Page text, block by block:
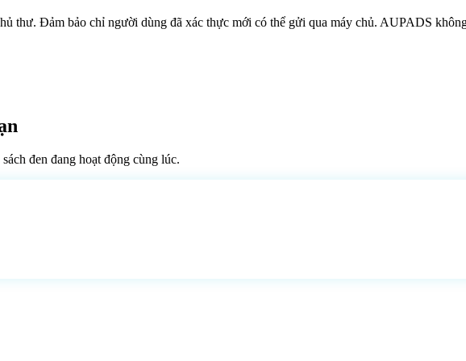
thư. Đảm bảo chỉ người dùng đã xác thực mới có thể gửi qua máy chủ. AUPADS
đen đang hoạt động cùng lúc.